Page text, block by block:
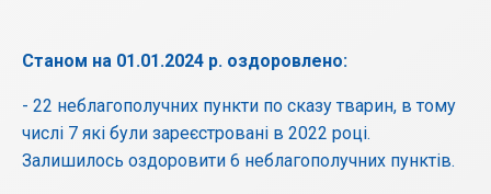
Станом на 01.01.2024 р. оздоровлено:
- 22 неблагополучних пункти по сказу тварин, в тому
числі 7 які були зареєстровані в 2022 році.
Залишилось оздоровити 6 неблагополучних пунктів.